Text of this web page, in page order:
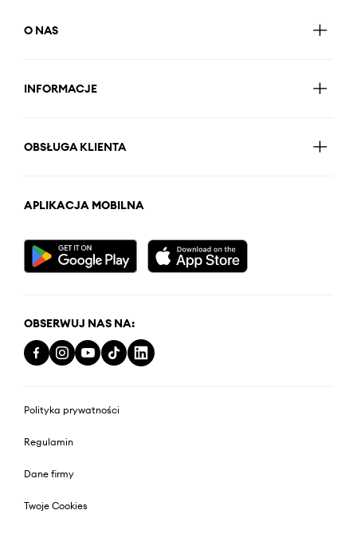
O NAS
INFORMACJE
OBSŁUGA KLIENTA
APLIKACJA MOBILNA
OBSERWUJ NAS NA:
Polityka prywatności
Regulamin
Dane firmy
Twoje Cookies